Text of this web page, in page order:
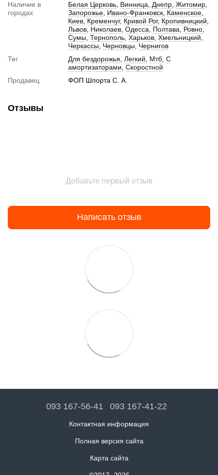
Наличие в
городах
Белая Церковь Винница Днепр Житомир
Запорожье Ивано-Франковск Каменское
Киев Кременчуг, Кривой Рог, Кропивницкий
Львов Николаев Одесса Полтава Ровно
Сумы Тернополь Харьков Хмельницкий
Черкассы
Черновцы
Чернигов
Тег
Для бездорожья Легкий Мтб С
амортизаторами Скоростной
Продавец
ФОП Шпорта С. А.
Отзывы
Добавьте первый отзыв
Написать отзыв
093 167-56-41 093 167-41-22
Контактная информация
Полная версия сайта
Карта сайта